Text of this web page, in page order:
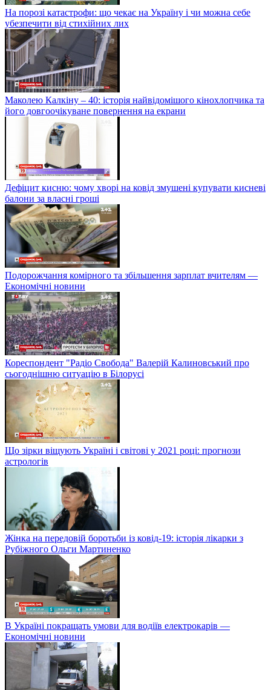
На порозі катастрофи: що чекає на Україну і чи можна себе
убезпечити від стихійних лих
Маколею Калкіну – 40: історія найвідомішого кінохлопчика та
його довгоочікуване повернення на екрани
Дефіцит кисню: чому хворі на ковід змушені купувати кисневі
балони за власні гроші
Подорожчання комірного та збільшення зарплат вчителям —
Економічні новини
Кореспондент "Радіо Свобода" Валерій Калиновський про
сьогоднішню ситуацію в Білорусі
Що зірки віщують Україні і світові у 2021 році: прогнози
астрологів
Жінка на передовій боротьби із ковід-19: історія лікарки з
Рубіжного Ольги Мартиненко
В Україні покращать умови для водіїв електрокарів —
Економічні новини